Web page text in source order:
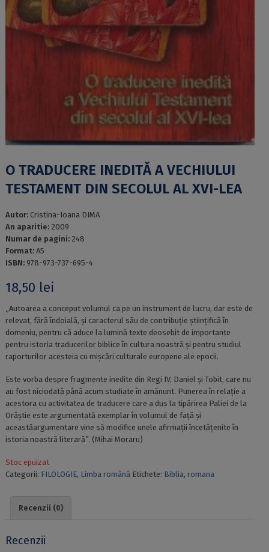
O TRADUCERE INEDITĂ A VECHIULUI
TESTAMENT DIN SECOLUL AL XVI-LEA
Autor: Cristina-Ioana DIMA
An aparitie: 2009
Numar de pagini: 248
Format: A5
ISBN: 978-973-737-695-4
18,50 lei
„Autoarea a conceput volumul ca pe un instrument de lucru, dar este de
relevat, fără îndoială, și caracterul său de contribuție științifică în
domeniu, pentru că aduce la lumină texte deosebit de importante
pentru istoria traducerilor biblice în cultura noastră și pentru studiul
raporturilor acesteia cu mișcări culturale europene ale epocii.
Este vorba despre fragmente inedite din Regi IV, Daniel și Tobit, care nu
au fost niciodată până acum studiate în amănunt. Punerea în relație a
acestora cu activitatea de traducere care a dus la tipărirea Paliei de la
Orăștie este argumentată exemplar în volumul de față și
aceastăargumentare vine să modifice unele afirmații încetățenite în
istoria noastră literară”. (Mihai Moraru)
Stoc epuizat
Categorii: FILOLOGIE, Limba română Etichete: Biblia, romana
Recenzii (0)
Recenzii